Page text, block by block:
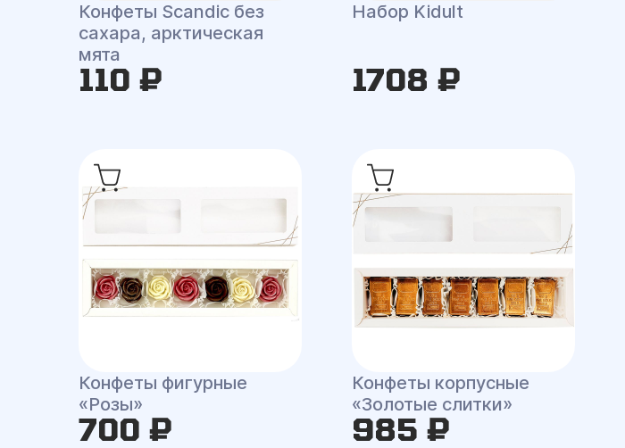
Конфеты Scandic без
сахара, арктическая
мята
110 ₽
Набор Kidult
1708 ₽
Конфеты фигурные
«Розы»
700 ₽
Конфеты корпусные
«Золотые слитки»
985 ₽